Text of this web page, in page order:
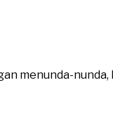
menunda-